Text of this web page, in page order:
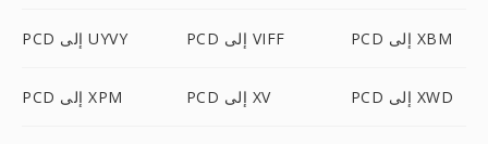
PCD إلى UYVY PCD إلى VIFF PCD إلى XBM
PCD إلى XPM PCD إلى XV PCD إلى XWD